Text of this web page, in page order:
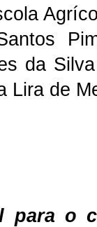
da
Lira de
para o